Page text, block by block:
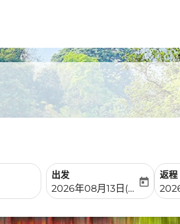
出发
fc-booking-departure-
2026年08月13日(周四)
today
返程
fc-